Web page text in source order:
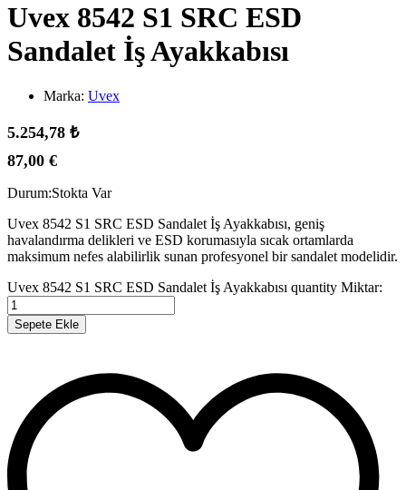
Uvex 8542 S1 SRC ESD
Sandalet İş Ayakkabısı
Marka: Uvex
5.254,78 ₺
87,00 €
Durum:Stokta Var
Uvex 8542 S1 SRC ESD Sandalet İş Ayakkabısı, geniş
havalandırma delikleri ve ESD korumasıyla sıcak ortamlarda
maksimum nefes alabilirlik sunan profesyonel bir sandalet modelidir.
Uvex 8542 S1 SRC ESD Sandalet İş Ayakkabısı quantity Miktar:
Sepete Ekle